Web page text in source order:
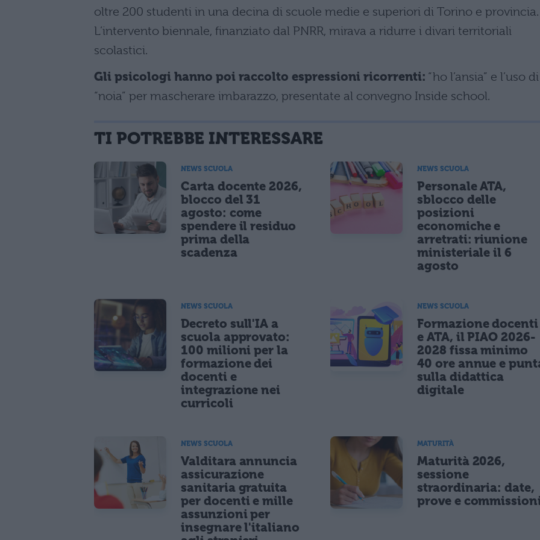
oltre 200 studenti in una decina di scuole medie e superiori di Torino e provincia.
L’intervento biennale, finanziato dal PNRR, mirava a ridurre i divari territoriali
scolastici.
Gli psicologi hanno poi raccolto espressioni ricorrenti: “ho l’ansia” e l’uso di
“noia” per mascherare imbarazzo, presentate al convegno Inside school.
TI POTREBBE INTERESSARE
NEWS SCUOLA
Carta docente 2026,
blocco del 31
agosto: come
spendere il residuo
prima della
scadenza
NEWS SCUOLA
Personale ATA,
sblocco delle
posizioni
economiche e
arretrati: riunione
ministeriale il 6
agosto
NEWS SCUOLA
Decreto sull'IA a
scuola approvato:
100 milioni per la
formazione dei
docenti e
integrazione nei
curricoli
NEWS SCUOLA
Formazione docenti
e ATA, il PIAO 2026-
2028 fissa minimo
40 ore annue e
sulla didattica
digitale
NEWS SCUOLA
Valditara annuncia
assicurazione
sanitaria gratuita
per docenti e mille
assunzioni per
insegnare l'italiano
MATURITÀ
Maturità 2026,
sessione
straordinaria: date,
prove e